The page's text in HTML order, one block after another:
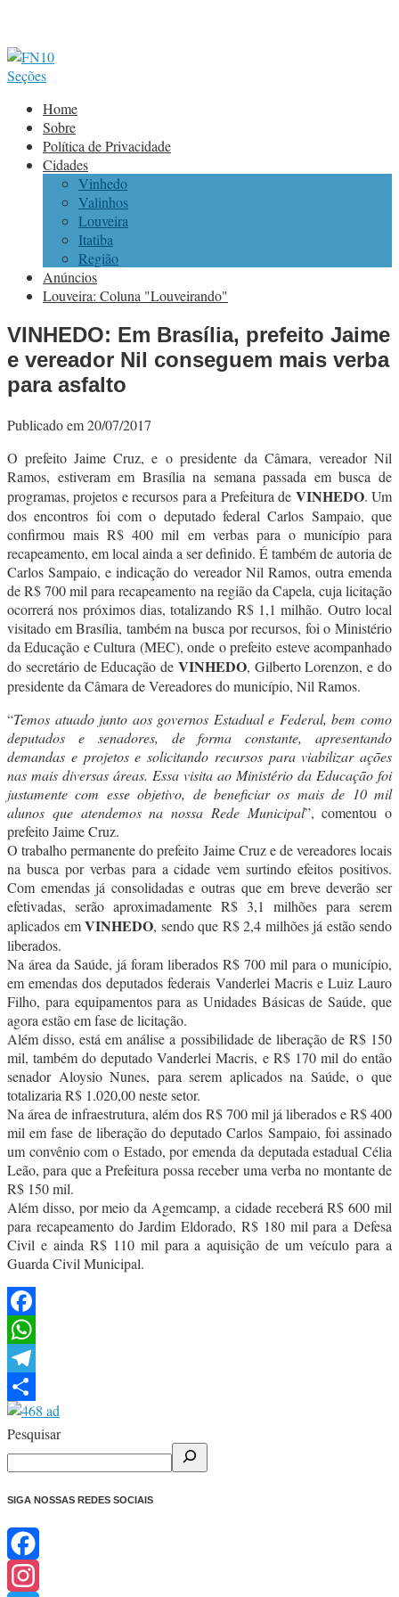
Seções
Home
Sobre
Política de Privacidade
Cidades
Vinhedo
Valinhos
Louveira
Itatiba
Região
Anúncios
Louveira: Coluna "Louveirando"
VINHEDO: Em Brasília, prefeito Jaime
e vereador Nil conseguem mais verba
para asfalto
Publicado em 20/07/2017
O prefeito Jaime Cruz, e o presidente da Câmara, vereador Nil
Ramos, estiveram em Brasília na semana passada em busca de
programas, projetos e recursos para a Prefeitura de VINHEDO.Um
dos encontros foi com o deputado federal Carlos Sampaio, que
confirmou mais R$ 400 mil em verbas para o município para
recapeamento, em local ainda a ser definido. É também de autoria de
Carlos Sampaio, e indicação do vereador Nil Ramos, outra emenda
de R$ 700 mil para recapeamento na região da Capela, cuja licitação
ocorrerá nos próximos dias, totalizando R$ 1,1 milhão. Outro local
visitado em Brasília, também na busca por recursos, foi o Ministério
da Educação e Cultura (MEC), onde o prefeito esteve acompanhado
do secretário de Educação de VINHEDO, Gilberto Lorenzon, e do
presidente da Câmara de Vereadores do município, Nil Ramos.
“Temos atuado junto aos governos Estadual e Federal, bem como
deputados e senadores, de forma constante, apresentando
demandas e projetos e solicitando recursos para viabilizar ações
nas mais diversas áreas. Essa visita ao Ministério da Educação foi
justamente com esse objetivo, de beneficiar os mais de 10 mil
alunos que atendemos na nossa Rede Municipal”, comentou o
prefeito Jaime Cruz.
O trabalho permanente do prefeito Jaime Cruz e de vereadores locais
na busca por verbas para a cidade vem surtindo efeitos positivos.
Com emendas já consolidadas e outras que em breve deverão ser
efetivadas, serão aproximadamente R$ 3,1 milhões para serem
aplicados emVINHEDO, sendo que R$ 2,4 milhões já estão sendo
liberados.
Na área da Saúde, já foram liberados R$ 700 mil para o município,
em emendas dos deputados federais Vanderlei Macris e Luiz Lauro
Filho, para equipamentos para as Unidades Básicas de Saúde, que
agora estão em fase de licitação.
Além disso, está em análise a possibilidade de liberação de R$ 150
mil, também do deputado Vanderlei Macris, e R$ 170 mil do então
senador Aloysio Nunes, para serem aplicados na Saúde, o que
totalizaria R$ 1.020,00 neste setor.
Na área de infraestrutura, além dos R$ 700 mil já liberados e R$ 400
mil em fase de liberação do deputado Carlos Sampaio, foi assinado
um convênio com o Estado, por emenda da deputada estadual Célia
Leão, para que a Prefeitura possa receber uma verba no montante de
R$ 150 mil.
Além disso, por meio da Agemcamp, a cidade receberá R$ 600 mil
para recapeamento do Jardim Eldorado, R$ 180 mil para a Defesa
Civil e ainda R$ 110 mil para a aquisição de um veículo para a
Guarda Civil Municipal.
Facebook
WhatsApp
Telegram
Share
Pesquisar
SIGA NOSSAS REDES SOCIAIS
Facebook